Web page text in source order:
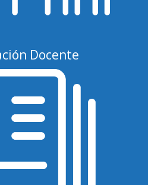
Docente